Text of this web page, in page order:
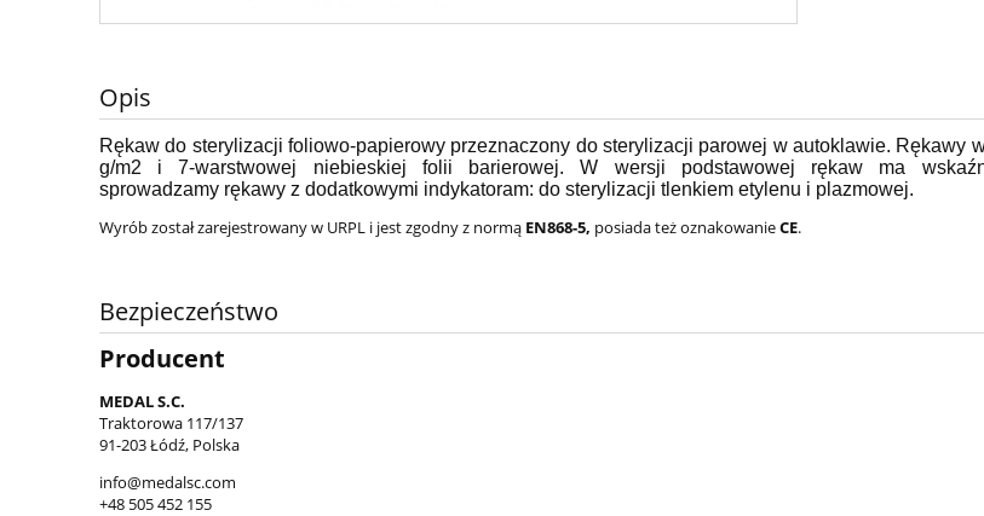
Opis
Rękaw do sterylizacji foliowo-papierowy przeznaczony do sterylizacji parowej w autoklawie. Rękawy
g/m2 i 7-warstwowej niebieskiej folii barierowej. W wersji podstawowej rękaw ma
sprowadzamy rękawy z dodatkowymi indykatoram: do sterylizacji tlenkiem etylenu i plazmowej.
Wyrób został zarejestrowany w URPL i jest zgodny z normą EN868-5, posiada też oznakowanieCE.
Bezpieczeństwo
Producent
MEDAL S.C.
Traktorowa 117/137
91-203 Łódź, Polska
info@medalsc.com
+48 505 452 155